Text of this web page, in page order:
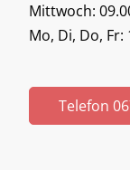
Mittwoch:
Mo, Di, Do, Fr:
Telefon